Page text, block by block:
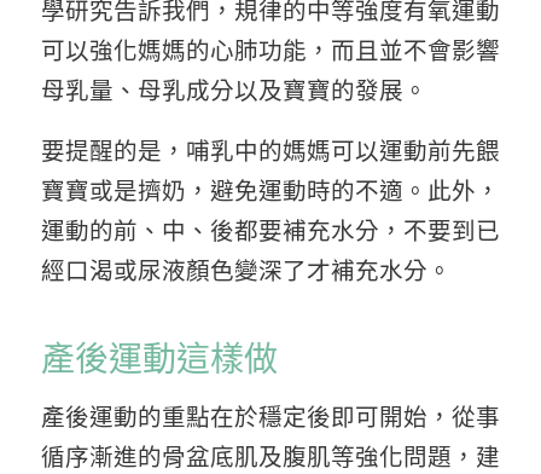
學研究告訴我們，規律的中等強度有氧運動
可以強化媽媽的心肺功能，而且並不會影響
母乳量、母乳成分以及寶寶的發展。
要提醒的是，哺乳中的媽媽可以運動前先餵
寶寶或是擠奶，避免運動時的不適。此外，
運動的前、中、後都要補充水分，不要到已
經口渴或尿液顏色變深了才補充水分。
產後運動這樣做
產後運動的重點在於穩定後即可開始，從事
循序漸進的骨盆底肌及腹肌等強化問題，建